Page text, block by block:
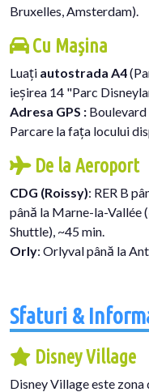
Bruxelles, Amsterdam).
Cu Mașina
Luați autostrada A4
ieșirea 14 "Parc
Adresa GPS : Boulevard
Parcare la fața locului
De la Aeroport
CDG (Roissy): RER B
până la Marne-la-Vallée
Shuttle), ~45 min.
Orly: Orlyval până la
Sfaturi &
Disney Village
Disney Village este